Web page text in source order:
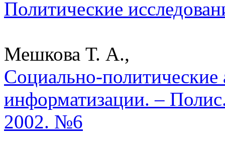
Политические
Мешкова Т. А.,
Социально-политические
информатизации. –
2002. №6